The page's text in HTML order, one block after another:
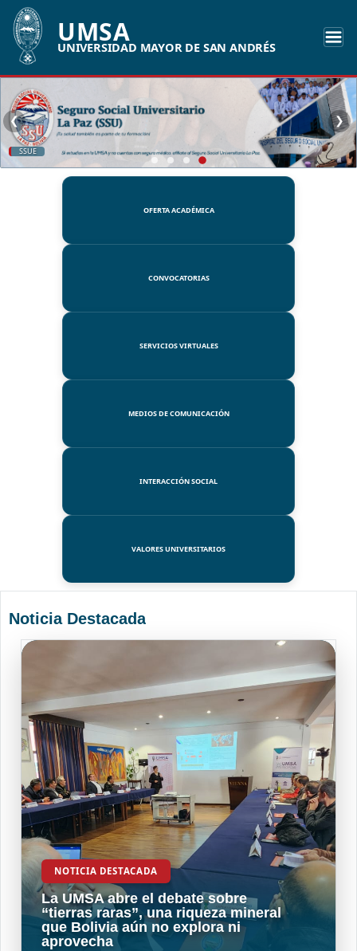
UMSA
UNIVERSIDAD MAYOR DE SAN ANDRÉS
SSUE
❮ ❯
OFERTA ACADÉMICA
CONVOCATORIAS
SERVICIOS VIRTUALES
MEDIOS DE COMUNICACIÓN
INTERACCIÓN SOCIAL
VALORES UNIVERSITARIOS
Noticia Destacada
NOTICIA DESTACADA
La UMSA abre el debate sobre
“tierras raras”, una riqueza mineral
que Bolivia aún no explora ni
aprovecha